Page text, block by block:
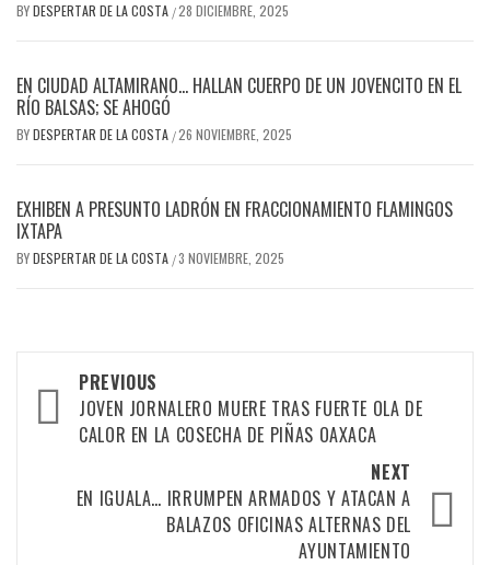
BYDESPERTAR DE LA COSTA /28 DICIEMBRE, 2025
EN CIUDAD ALTAMIRANO… HALLAN CUERPO DE UN JOVENCITO EN EL
RÍO BALSAS; SE AHOGÓ
BYDESPERTAR DE LA COSTA /26 NOVIEMBRE, 2025
EXHIBEN A PRESUNTO LADRÓN EN FRACCIONAMIENTO FLAMINGOS
IXTAPA
BYDESPERTAR DE LA COSTA /3 NOVIEMBRE, 2025
Post
navigation
PREVIOUS
JOVEN JORNALERO MUERE TRAS FUERTE OLA DE
CALOR EN LA COSECHA DE PIÑAS OAXACA
NEXT
EN IGUALA… IRRUMPEN ARMADOS Y ATACAN A
BALAZOS OFICINAS ALTERNAS DEL
AYUNTAMIENTO